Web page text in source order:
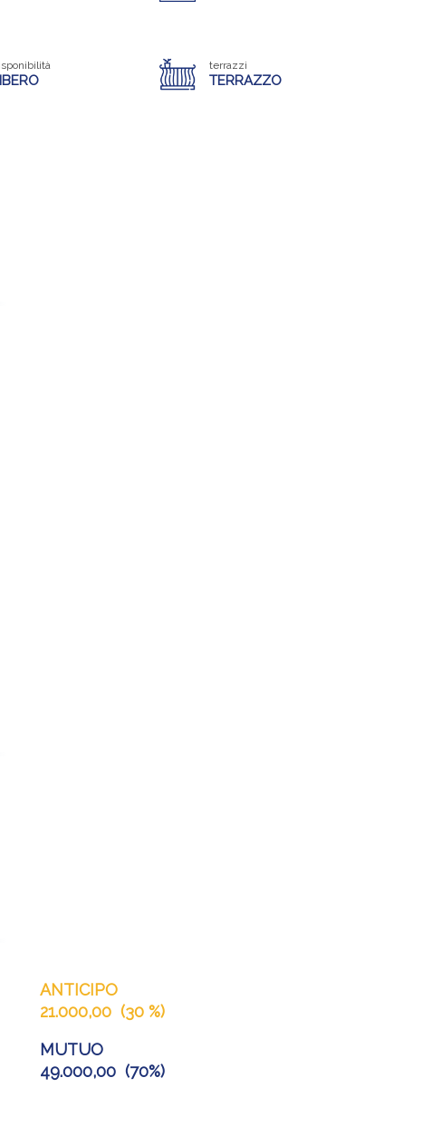
terrazzi
TERRAZZO
ANTICIPO
21.000,00 (30 %)
MUTUO
49.000,00 (70%)